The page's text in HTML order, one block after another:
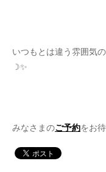
いつもとは違う雰囲気
☽✨
みなさまのご予約をお